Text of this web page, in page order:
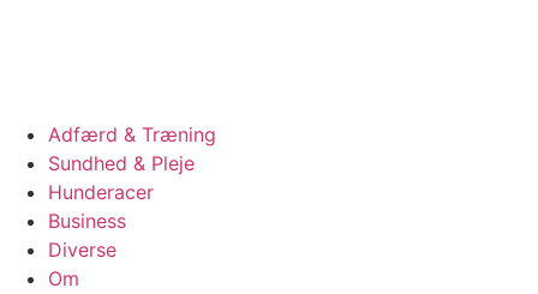
Adfærd & Træning
Sundhed & Pleje
Hunderacer
Business
Diverse
Om